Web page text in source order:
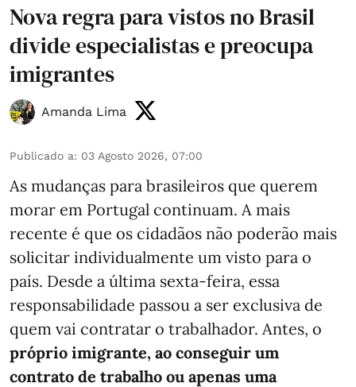
Nova regra para vistos no Brasil
divide especialistas e preocupa
imigrantes
Amanda Lima
Publicado a: 03 Agosto 2026, 07:00
As mudanças para brasileiros que querem
morar em Portugal continuam. A mais
recente é que os cidadãos não poderão mais
solicitar individualmente um visto para o
país. Desde a última sexta-feira, essa
responsabilidade passou a ser exclusiva de
quem vai contratar o trabalhador. Antes, o
próprio imigrante, ao conseguir um
contrato de trabalho ou apenas uma